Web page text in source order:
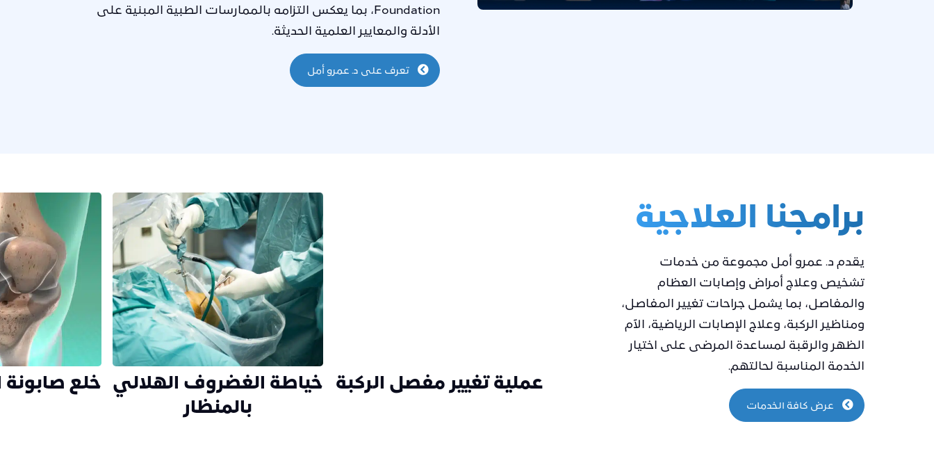
Foundation ، بما يعكس التزامه بالممارسات الطبية المبنية على
الأدلة والمعايير العلمية الحديثة.
تعرف على د. عمرو أمل
برامجنا العلاجية
يقدم د. عمرو أمل مجموعة من خدمات
تشخيص وعلاج أمراض وإصابات العظام
والمفاصل، بما يشمل جراحات تغيير المفاصل،
ومناظير الركبة، وعلاج الإصابات الرياضية، الآم
الظهر والرقبة لمساعدة المرضى على اختيار
الخدمة المناسبة لحالتهم.
عرض كافة الخدمات
الركبة المتكرر
عملية غضروف الركبة
عملية تغيير مفصل الركبة
خياطة الغضروف الهلالي
بالمنظار
خلع صابونة